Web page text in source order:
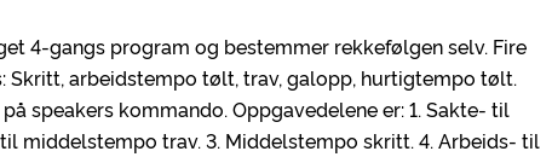
4-gangs program og bestemmer rekkefølgen selv. Fire
Skritt, arbeidstempo tølt, trav, galopp, hurtigtempo tølt.
speakers kommando. Oppgavedelene er: 1. Sakte- til
middelstempo trav. 3. Middelstempo skritt. 4. Arbeids- til